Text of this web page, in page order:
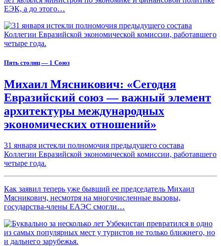
ЕЭК, а до этого…
Пять столиц — 1 Союз
Михаил Мясникович: «Сегодня
Евразийский союз — важный элемент
архитектуры международных
экономических отношений»
31 января истекли полномочия предыдущего состава
Коллегии Евразийской экономической комиссии, работавшего
четыре года.
Как заявил теперь уже бывший ее председатель Михаил
Мясникович, несмотря на многочисленные вызовы,
государства-члены ЕАЭС смогли…